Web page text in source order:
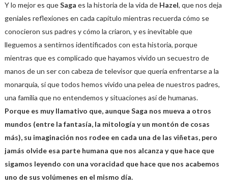
Y lo mejor es queSaga es la historia de la vida de Hazel, que nos deja
geniales reflexiones en cada capítulo mientras recuerda cómo se
conocieron sus padres y cómo la criaron, y es inevitable que
lleguemos a sentirnos identificados con esta historia, porque
mientras que es complicado que hayamos vivido un secuestro de
manos de un ser con cabeza de televisor que quería enfrentarse a la
monarquía, sí que todos hemos vivido una pelea de nuestros padres,
una familia que no entendemos y situaciones así de humanas.
Porque es muy llamativo que, aunque Saga nos mueva a otros
mundos (entre la fantasía, la mitología y un montón de cosas
más), su imaginación nos rodee en cada una de las viñetas, pero
jamás olvide esa parte humana que nos alcanza y que hace que
sigamos leyendo con una voracidad que hace que nos acabemos
uno de sus volúmenes en el mismo día.